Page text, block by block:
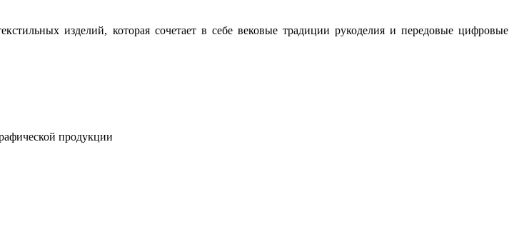
изделий, которая сочетает в себе вековые традиции рукоделия и передовые цифровые
продукции